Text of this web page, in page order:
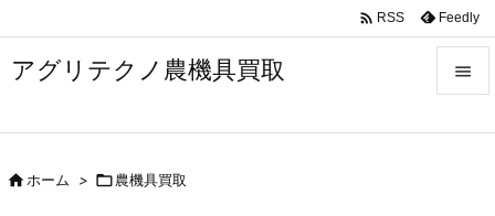
アグリテクノ農機具買取 
 RSS Feedly
ホーム > 農機具買取